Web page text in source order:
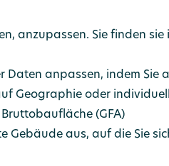
anzupassen. Sie finden sie
Daten anpassen, indem Sie
Geographie oder
(GFA)
Gebäude aus, auf die Sie